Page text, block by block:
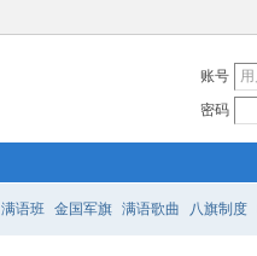
账号
密码
满语班 金国军旗 满语歌曲 八旗制度